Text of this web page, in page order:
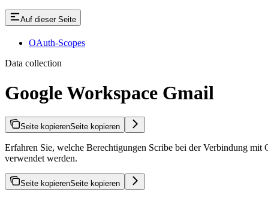
Auf dieser Seite
OAuth-Scopes
Data collection
Google Workspace Gmail
Seite kopierenSeite kopieren
Erfahren Sie, welche Berechtigungen Scribe bei der Verbindung
verwendet werden.
Seite kopierenSeite kopieren